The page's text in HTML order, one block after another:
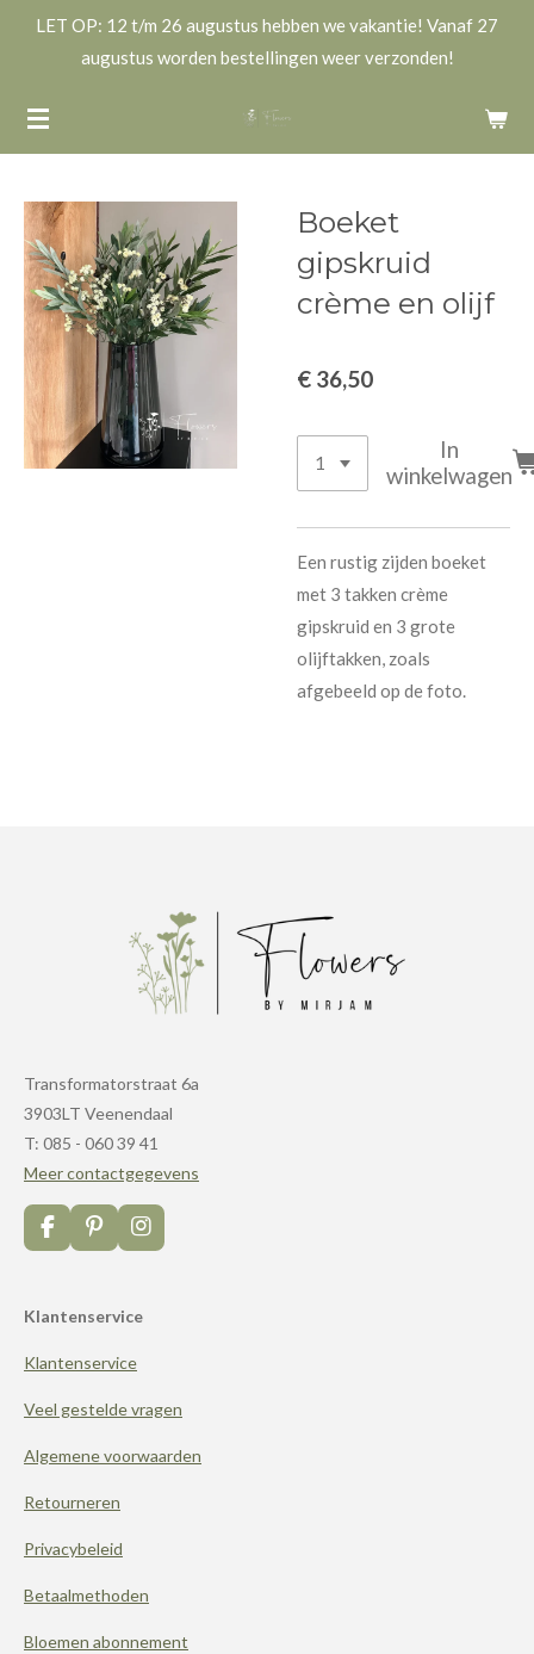
de
hoofdinhoud
LET OP: 12 t/m 26 augustus hebben we vakantie! Vanaf 27
augustus worden bestellingen weer verzonden!
Boeket
gipskruid
crème en olijf
€ 36,50
In
winkelwagen
Een rustig zijden boeket
met 3 takken crème
gipskruid en 3 grote
olijftakken, zoals
afgebeeld op de foto.
Transformatorstraat 6a
3903LT Veenendaal
T: 085 - 060 39 41
Meer contactgegevens
F
a
b
o
P
i
e
e
t
I
n
a
m
Klantenservice
Klantenservice
Veel gestelde vragen
Algemene voorwaarden
Retourneren
Privacybeleid
Betaalmethoden
Bloemen abonnement